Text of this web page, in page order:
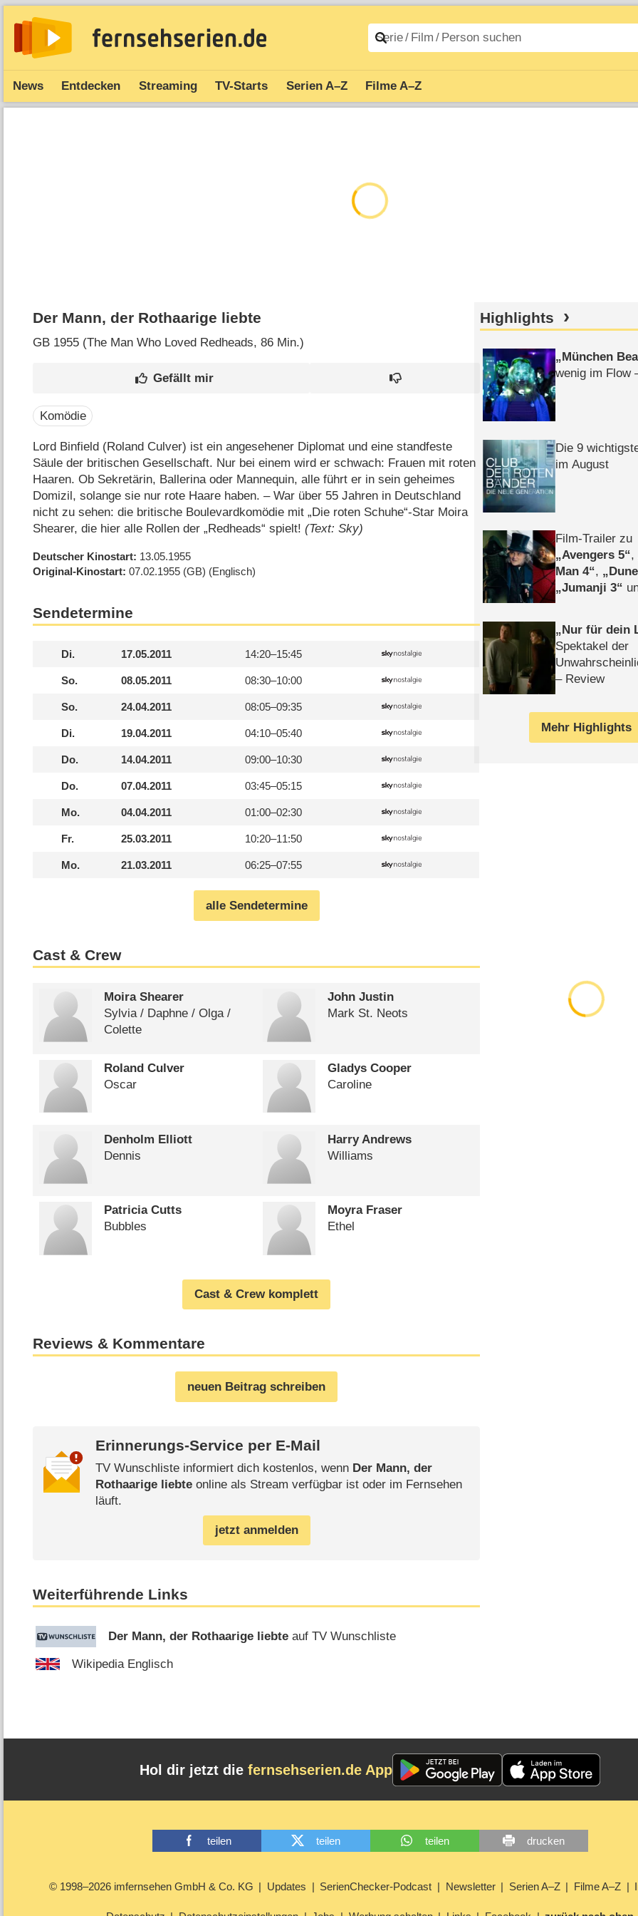
News Entdecken Streaming TV-Starts Serien A–Z Filme A–Z
Der Mann, der Rothaarige liebte
GB 1955 (The Man Who Loved Redheads‎, 86 Min.)
Komödie
Lord Binfield (Roland Culver) ist ein angesehener Diplomat und eine standfeste
Säule der britischen Gesellschaft. Nur bei einem wird er schwach: Frauen mit roten
Haaren. Ob Sekretärin, Ballerina oder Mannequin, alle führt er in sein geheimes
Domizil, solange sie nur rote Haare haben. – War über 55 Jahren in Deutschland
nicht zu sehen: die britische Boulevardkomödie mit „Die roten Schuhe“-Star Moira
Shearer, die hier alle Rollen der „Redheads“ spielt!(Text: Sky)
Deutscher Kinostart 13.05.1955
Original-Kinostart 07.02.1955 (GB) (Englisch)
Sendetermine
Di. 17.05.2011 14:20–15:45
So. 08.05.2011 08:30–10:00
So. 24.04.2011 08:05–09:35
Di. 19.04.2011 04:10–05:40
Do. 14.04.2011 09:00–10:30
Do. 07.04.2011 03:45–05:15
Mo. 04.04.2011 01:00–02:30
Fr. 25.03.2011 10:20–11:50
Mo. 21.03.2011 06:25–07:55
alle Sendetermine
Cast & Crew
Moira Shearer
Sylvia /​ Daphne /​ Olga /​
Colette
John Justin
Mark St. Neots
Roland Culver
Oscar
Gladys Cooper
Caroline
Denholm Elliott
Dennis
Harry Andrews
Williams
Patricia Cutts
Bubbles
Moyra Fraser
Ethel
Cast & Crew komplett
Reviews & Kommentare
neuen Beitrag schreiben
Erinnerungs-Service per E-Mail
TV Wunschliste informiert dich kostenlos, wenn Der Mann, der
Rothaarige liebteonline als Stream verfügbar ist oder im Fernsehen
läuft.
jetzt anmelden
Weiterführende Links
Der Mann, der Rothaarige liebte auf TV Wunschliste
Wikipedia Englisch
Highlights
München
wenig im Flow
Die 9
im August
Film-Trailer zu
Avengers 5 ,
Man 4 ,
Jumanji 3
Nur für dein
Spektakel der
– Review
Mehr Highlights
Hol dir jetzt die fernsehserien.de App
teilen teilen teilen drucken
© 1998–2026 imfernsehen GmbH & Co. KG Updates SerienChecker-Podcast Newsletter Serien A–Z Filme A–Z